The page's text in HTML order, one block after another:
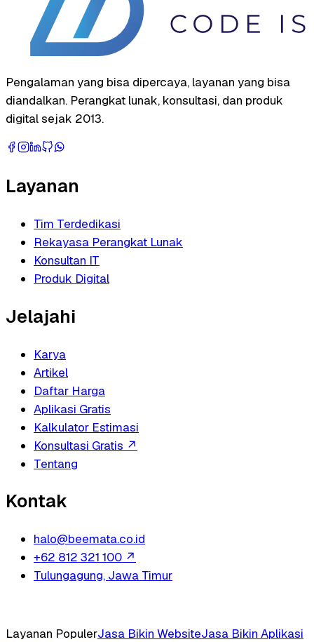
Pengalaman yang bisa dipercaya, layanan yang bisa
diandalkan. Perangkat lunak, konsultasi, dan produk
digital sejak 2013.
Layanan
Tim Terdedikasi
Rekayasa Perangkat Lunak
Konsultan IT
Produk Digital
Jelajahi
Karya
Artikel
Daftar Harga
Aplikasi Gratis
Kalkulator Estimasi
Konsultasi Gratis ↗
Tentang
Kontak
halo@beemata.co.id
+62 812 321 100 ↗
Tulungagung, Jawa Timur
Layanan PopulerJasa Bikin WebsiteJasa Bikin Aplikasi